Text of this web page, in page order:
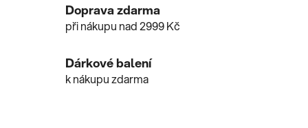
v
k
Doprava zdarma
při nákupu nad 2999 Kč
Dárkové balení
k nákupu zdarma